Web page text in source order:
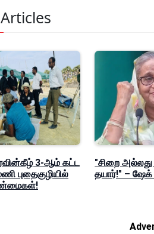
3-ஆம் கட்ட
புதைகுழியில்
"சிறை
தயார்!" –